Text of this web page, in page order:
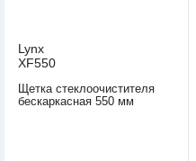
Lynx
XF550
Щетка стеклоочистителя
бескаркасная 550 мм